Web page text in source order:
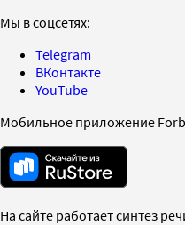
Мы в соцсетях:
Telegram
ВКонтакте
YouTube
Мобильное приложение
На сайте работает синтез